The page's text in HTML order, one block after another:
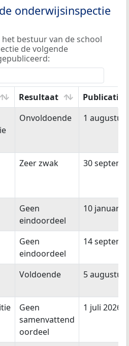
onderwijsinspectie
bestuur van de school
de volgende
Resultaat
Resultaat
Onvoldoende 1 augustus
Zeer zwak 30
Geen
eindoordeel
10 januari
Geen
eindoordeel
14
Voldoende 5 augustus
Geen
samenvattend
oordeel
1 juli 2026